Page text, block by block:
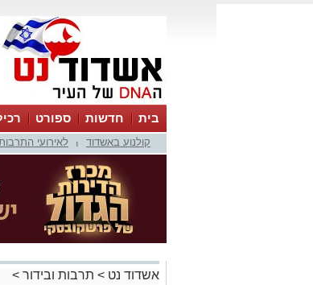
בית חדשות ספורט
קולנוע באשדוד לאירועי
אשדוד נט > תרבות ובידור >